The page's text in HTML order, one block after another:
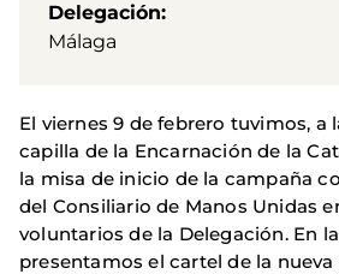
Delegación
Málaga
El viernes 9 de febrero tuvimos, a
capilla de la Encarnación de la
la misa de inicio de la campaña
del Consiliario de Manos Unidas
voluntarios de la Delegación. En
presentamos el cartel de la